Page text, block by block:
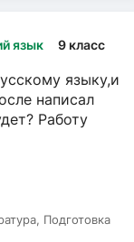
язык 9 класс
языку,и
написал
Работу
Подготовка